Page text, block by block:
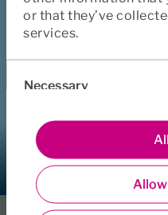
or that they’ve
services.
Selection
Necessary
Preferences
Statistics